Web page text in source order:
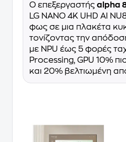
Ο επεξεργαστής alpha
LG NANO 4K UHD AI
φως σε μια πλακέτα
τονίζοντας την
με NPU έως 5 φορές
Processing, GPU 10%
και 20% βελτιωμένη